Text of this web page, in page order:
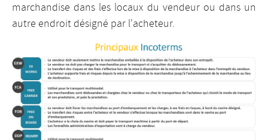
marchandise dans les locaux du vendeur ou dans un
autre endroit désigné par l'acheteur.